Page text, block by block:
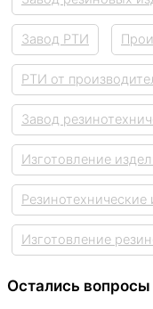
Завод РТИ
РТИ от
Завод
Изготовление
Резинотехнические
Изготовление
Остались вопросы